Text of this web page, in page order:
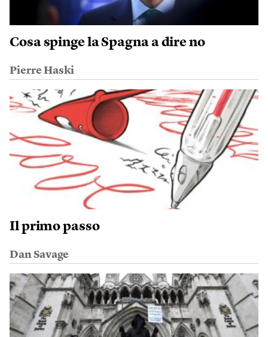
Cosa spinge la Spagna a dire no
Pierre Haski
Il primo passo
Dan Savage